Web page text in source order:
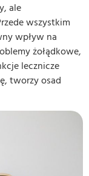
ale
wszystkim
wpływ na
żołądkowe,
lecznicze
tworzy osad